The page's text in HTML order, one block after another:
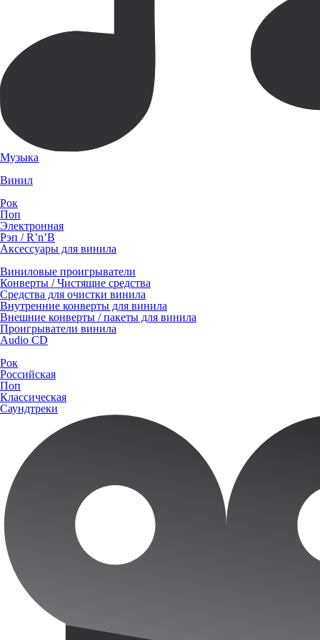
Музыка
Винил
Рок
Поп
Электронная
Рэп / R’n’B
Аксессуары для винила
Виниловые проигрыватели
Конверты / Чистящие средства
Средства для очистки винила
Внутренние конверты для винила
Внешние конверты / пакеты для винила
Проигрыватели винила
Audio CD
Рок
Российская
Поп
Классическая
Саундтреки